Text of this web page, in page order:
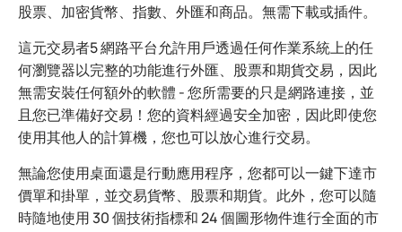
股票、加密貨幣、指數、外匯和商品。無需下載或插件。
這元交易者5 網路平台允許用戶透過任何作業系統上的任
何瀏覽器以完整的功能進行外匯、股票和期貨交易，因此
無需安裝任何額外的軟體 - 您所需要的只是網路連接，並
且您已準備好交易！您的資料經過安全加密，因此即使您
使用其他人的計算機，您也可以放心進行交易。
無論您使用桌面還是行動應用程序，您都可以一鍵下達市
價單和掛單，並交易貨幣、股票和期貨。此外，您可以隨
時隨地使用 30 個技術指標和 24 個圖形物件進行全面的市